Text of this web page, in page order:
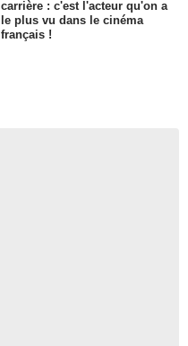
carrière : c'est l'acteur qu'on a
le plus vu dans le cinéma
français !